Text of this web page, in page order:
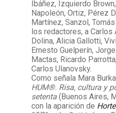
Ibáñez, Izquierdo
Napoleón, Ortiz, Pérez
Martínez, Sanzol,
los redactores, a Carlos
Dolina, Alicia Gallotti,
Ernesto Guelperín,
Mactas, Ricardo
Carlos Ulanovsky.
Como señala Mara
HUM®. Risa, cultura y
setenta (Buenos Aires,
con la aparición de